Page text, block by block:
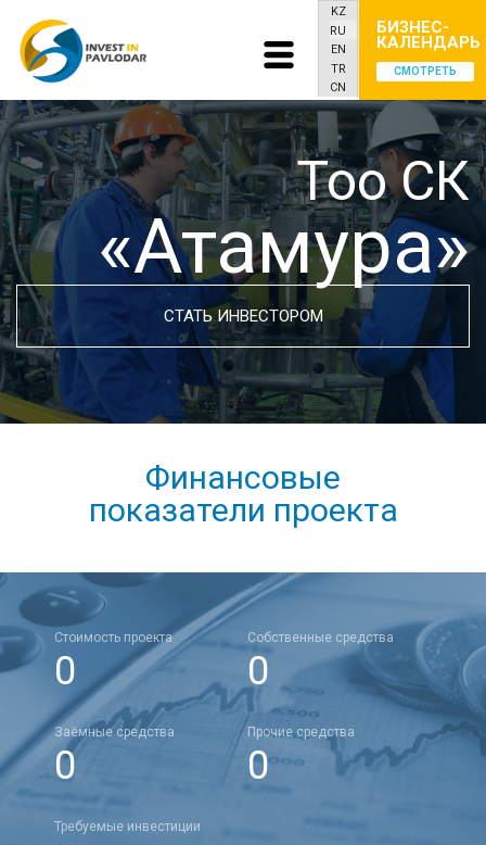
KZ
RU
EN
TR
CN
БИЗНЕС-
КАЛЕНДАРЬ
СМОТРЕТЬ
Тоо СК
«Атамура»
СТАТЬ ИНВЕСТОРОМ
Финансовые
показатели проекта
Стоимость проекта
0
Собственные средства
0
Заёмные средства
0
Прочие средства
0
Требуемые инвестиции